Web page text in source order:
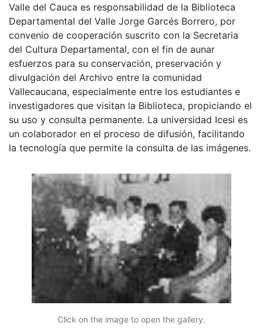
Valle del Cauca es responsabilidad de la Biblioteca
Departamental del Valle Jorge Garcés Borrero, por
convenio de cooperación suscrito con la Secretaria
del Cultura Departamental, con el fin de aunar
esfuerzos para su conservación, preservación y
divulgación del Archivo entre la comunidad
Vallecaucana, especialmente entre los estudiantes e
investigadores que visitan la Biblioteca, propiciando el
su uso y consulta permanente. La universidad Icesi es
un colaborador en el proceso de difusión, facilitando
la tecnología que permite la consulta de las imágenes.
Click on the image to open the gallery.